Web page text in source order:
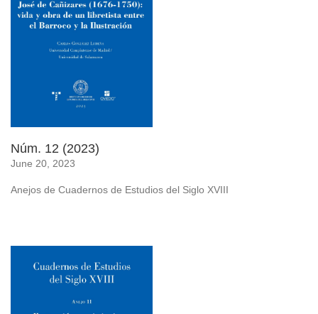
Núm. 12 (2023)
June 20, 2023
Anejos de Cuadernos de Estudios del Siglo XVIII